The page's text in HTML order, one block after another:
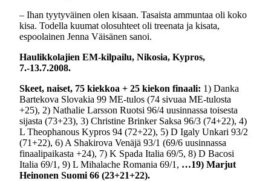
– Ihan tyytyväinen olen kisaan. Tasaista ammuntaa oli koko
kisa. Todella kuumat olosuhteet oli treenata ja kisata,
espoolainen Jenna Väisänen sanoi.
Haulikkolajien EM-kilpailu, Nikosia, Kypros,
7.-13.7.2008.
Skeet, naiset, 75 kiekkoa + 25 kiekon finaali: 1) Danka
Bartekova Slovakia 99 ME-tulos (74 sivuaa ME-tulosta
+25), 2) Nathalie Larsson Ruotsi 96/4 uusinnassa toisesta
sijasta (73+23), 3) Christine Brinker Saksa 96/3 (74+22), 4)
L Theophanous Kypros 94 (72+22), 5) D Igaly Unkari 93/2
(71+22), 6) A Shakirova Venäjä 93/1 (69/6 uusinnassa
finaalipaikasta +24), 7) K Spada Italia 69/5, 8) D Bacosi
Italia 69/1, 9) L Mihalache Romania 69/1, …19) Marjut
Heinonen Suomi 66 (23+21+22).